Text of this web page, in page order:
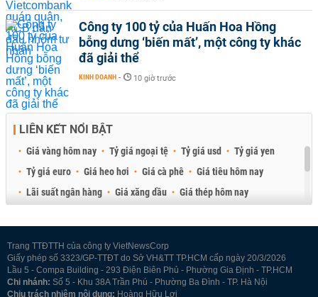
Công ty 100 tỷ của Huấn Hoa Hồng
bỗng dưng ‘biến mất’, một công ty khác
đã giải thể
KINH DOANH - 10 giờ trước
LIÊN KẾT NỔI BẬT
Giá vàng hôm nay Tỷ giá ngoại tệ Tỷ giá usd
Tỷ giá yen
Tỷ giá euro
Giá heo hơi Giá cà phê
Giá tiêu hôm nay
Lãi suất ngân hàng
Giá xăng dầu
Giá thép hôm nay
Trang TTĐTTH của công ty VietNewsCorp
Giấy phép số 3323/GP-TTĐT do Sở VH&TT TP.HCM cấp ngày 20/3/2026
Lầu 5 - Compa Building - 293 Điện Biên Phủ - Phường Gia Định - TP.HCM
Chi nhánh: Số 5 - Khu 38A Trần Phú - Phường Ba Đình - TP. Hà Nội
Chịu trách nhiệm nội dung: Hoàng Hữu Lợi